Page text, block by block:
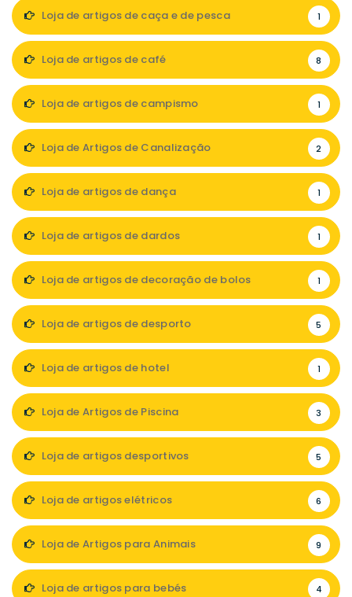
Loja de artigos de caça e de pesca 1
Loja de artigos de café 8
Loja de artigos de campismo 1
Loja de Artigos de Canalização 2
Loja de artigos de dança 1
Loja de artigos de dardos 1
Loja de artigos de decoração de bolos 1
Loja de artigos de desporto 5
Loja de artigos de hotel 1
Loja de Artigos de Piscina 3
Loja de artigos desportivos 5
Loja de artigos elétricos 6
Loja de Artigos para Animais 9
Loja de artigos para bebés 4